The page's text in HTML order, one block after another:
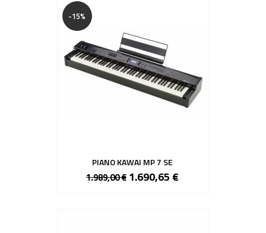
PIANO KAWAI MP 7 SE
1.989,00 € 1.690,65 €
-15%